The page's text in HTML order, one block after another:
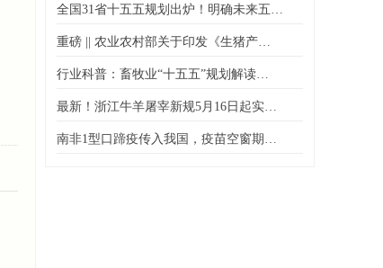
全国31省十五五规划出炉！明确未来五…
重磅 || 农业农村部关于印发《生猪产…
行业科普：畜牧业“十五五”规划解读…
最新！浙江牛羊屠宰新规5月16日起实…
南非1型口蹄疫传入我国，疫苗空窗期…